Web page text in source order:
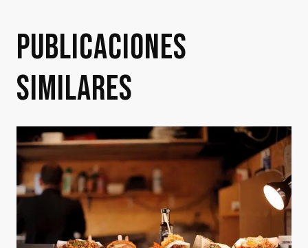
PUBLICACIONES
SIMILARES